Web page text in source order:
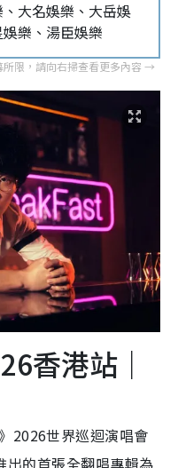
大名娛樂、大岳娛
樂、湯臣娛樂
香港站｜
2026世界巡迴演唱會